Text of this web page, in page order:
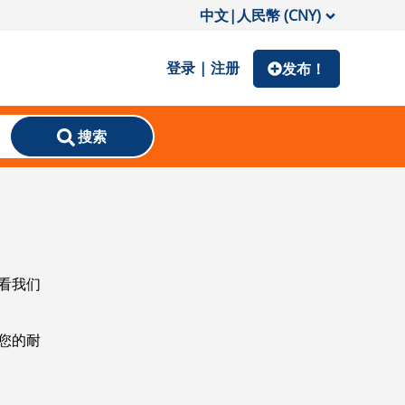
中文| 人民幣 (CNY)
登录 | 注册 发布！
搜索
我们
的耐